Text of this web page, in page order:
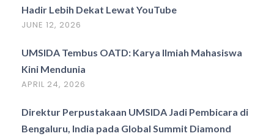
Hadir Lebih Dekat Lewat YouTube
JUNE 12, 2026
UMSIDA Tembus OATD: Karya Ilmiah Mahasiswa
Kini Mendunia
APRIL 24, 2026
Direktur Perpustakaan UMSIDA Jadi Pembicara di
Bengaluru, India pada Global Summit Diamond